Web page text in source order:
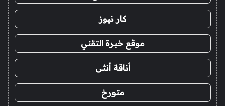
كار نيوز
موقع خبرة التقني
أناقة أنثى
متورخ